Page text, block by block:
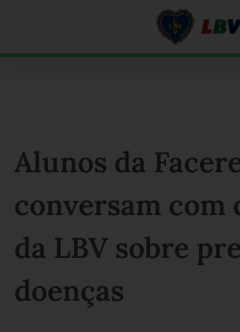
Alunos da
conversam com
da LBV sobre
doenças